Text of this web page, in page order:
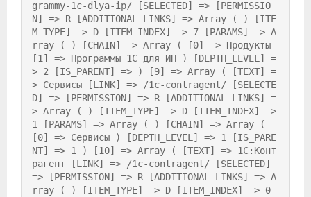
grammy-1c-dlya-ip/ [SELECTED] => [PERMISSIO
N] => R [ADDITIONAL_LINKS] => Array ( ) [ITE
M_TYPE] => D [ITEM_INDEX] => 7 [PARAMS] => A
rray ( ) [CHAIN] => Array ( [0] => Продукты
[1] => Программы 1С для ИП ) [DEPTH_LEVEL] =
> 2 [IS_PARENT] => ) [9] => Array ( [TEXT] =
> Сервисы [LINK] => /1c-contragent/ [SELECTE
D] => [PERMISSION] => R [ADDITIONAL_LINKS] =
> Array ( ) [ITEM_TYPE] => D [ITEM_INDEX] =>
1 [PARAMS] => Array ( ) [CHAIN] => Array (
[0] => Сервисы ) [DEPTH_LEVEL] => 1 [IS_PARE
NT] => 1 ) [10] => Array ( [TEXT] => 1С:Конт
рагент [LINK] => /1c-contragent/ [SELECTED]
=> [PERMISSION] => R [ADDITIONAL_LINKS] => A
rray ( ) [ITEM_TYPE] => D [ITEM_INDEX] => 0